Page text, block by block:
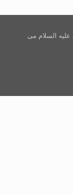
السلام می